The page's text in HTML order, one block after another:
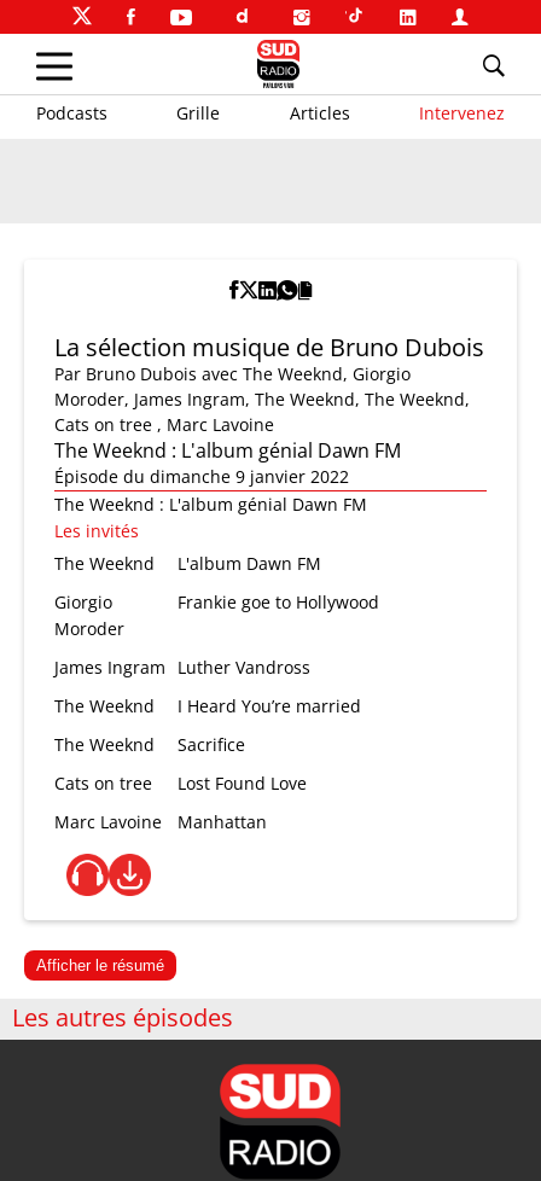
Podcasts Grille Articles Intervenez
La sélection musique de Bruno Dubois
Par Bruno Dubois avec The Weeknd, Giorgio
Moroder, James Ingram, The Weeknd, The Weeknd,
Cats on tree , Marc Lavoine
The Weeknd : L'album génial Dawn FM
Épisode du dimanche 9 janvier 2022
The Weeknd : L'album génial Dawn FM
Les invités
The Weeknd
L'album Dawn FM
Giorgio
Moroder
Frankie goe to Hollywood
James Ingram
Luther Vandross
The Weeknd
I Heard You’re married
The Weeknd
Sacrifice
Cats on tree
Lost Found Love
Marc Lavoine
Manhattan
Afficher le résumé
Les autres épisodes